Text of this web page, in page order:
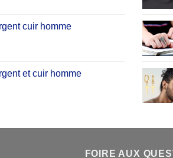
cuir homme
et cuir homme
FOIRE AUX